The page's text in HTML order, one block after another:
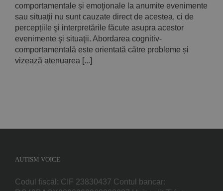
comportamentale și emoţionale la anumite evenimente
sau situaţii nu sunt cauzate direct de acestea, ci de
percepțiile şi interpretările făcute asupra acestor
evenimente şi situaţii. Abordarea cognitiv-
comportamentală este orientată către probleme și
vizează atenuarea [...]
AUTISM VOICE
Codul fiscal: CIF 23830437 Contul bancar: